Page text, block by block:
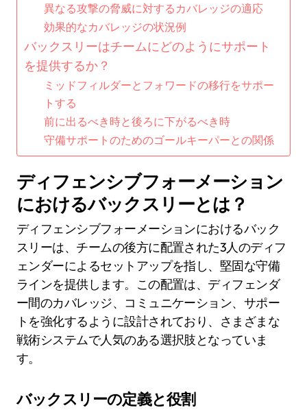
異なる攻撃の脅威に対するカバレッジの適応
効果的なカバレッジの状況例
バックスリーはチームにどのようにサポート
を提供するか？
ミッドフィルダーとフォワードの移行をサポー
トする
前に出るべき時と後ろに下がるべき時
守備サポートのためのゴールキーパーとの関係
ディフェンシブフォーメーション
におけるバックスリーとは？
ディフェンシブフォーメーションにおけるバック
スリーは、チームの後方に配置された3人のディフ
ェンダーによるセットアップを指し、堅固な守備
ラインを提供します。この配置は、ディフェンダ
ー間のカバレッジ、コミュニケーション、サポー
トを強化するように設計されており、さまざまな
戦術システムで人気のある選択肢となっていま
す。
バックスリーの定義と役割